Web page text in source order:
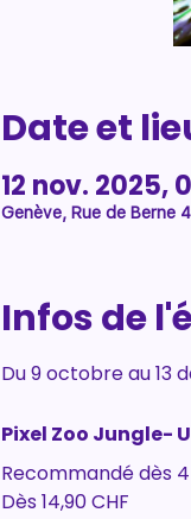
Date et
12 nov. 2025,
Genève, Rue de Berne
Infos de
Du 9 octobre au 13
Pixel Zoo Jungle-
Recommandé dès
Dès 14,90 CHF